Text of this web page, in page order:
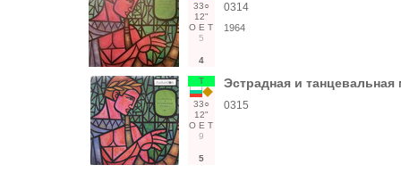
33○
12"
О Е Т
5
4
0314
1964
Т
33○
12"
О Е Т
9
5
Эстрадная и танцевальная
0315